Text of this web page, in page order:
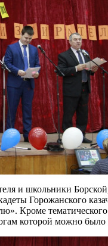
и школьники
Горожанского
Кроме
которой можно было